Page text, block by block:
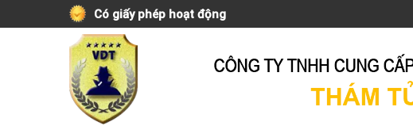
to
Có giấy phép hoạt động